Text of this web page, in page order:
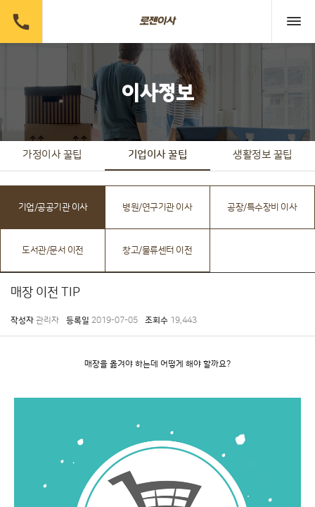

이사정보
가정이사 꿀팁 기업이사 꿀팁 생활정보 꿀팁
기업/공공기관 이사 병원/연구기관 이사 공장/특수장비 이사
도서관/문서 이전 창고/물류센터 이전
매장 이전 TIP
작성자 관리자 등록일 2019-07-05 조회수 19,443
매장을 옮겨야 하는데 어떻게 해야 할까요?